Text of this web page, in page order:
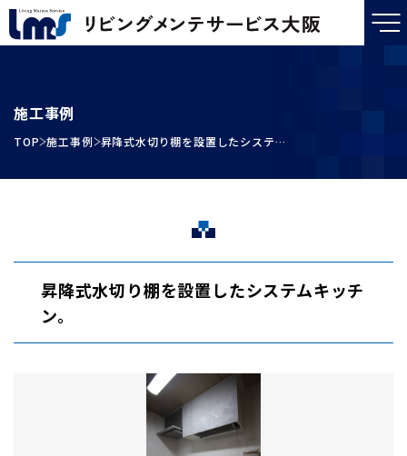
施工事例
TOP 施工事例 昇降式水切り棚を設置したシステムキッチン。
昇降式水切り棚を設置したシステムキッチ
ン。